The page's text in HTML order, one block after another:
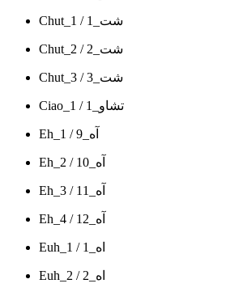
Chut_1 / شت_1
Chut_2 / شت_2
Chut_3 / شت_3
Ciao_1 / تشاو_1
Eh_1 / آه_9
Eh_2 / آه_10
Eh_3 / آه_11
Eh_4 / آه_12
Euh_1 / اه_1
Euh_2 / اه_2